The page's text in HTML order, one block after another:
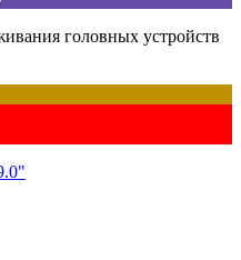
головных устройств